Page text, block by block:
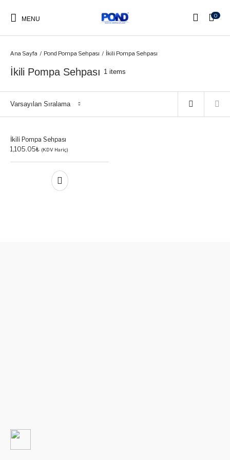
MENU 0
Ana Sayfa / Pond Pompa Sehpası / İkili Pompa Sehpası
İkili Pompa Sehpası 1 items
Varsayılan Sıralama
İkili Pompa Sehpası
1,105.05₺ (KDV Hariç)